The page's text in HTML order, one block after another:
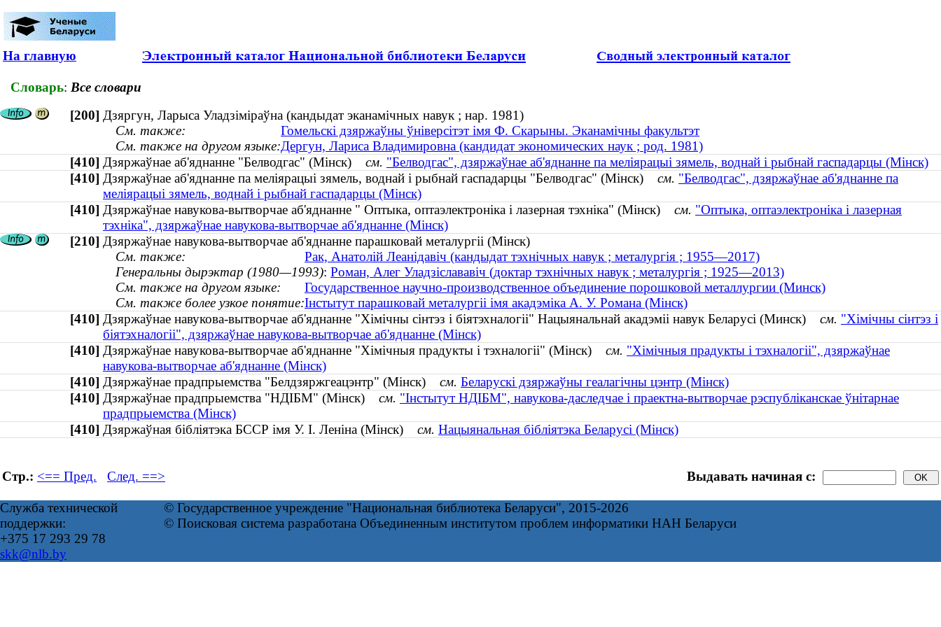
На главную
Словарь: Все словари
[200] Дзяргун, Ларыса Уладзіміраўна (кандыдат эканамічных навук ; нар. 1981)
См. также:
Гомельскі дзяржаўны ўніверсітэт імя Ф. Скарыны. Эканамічны факультэт
См. также на другом языке:Дергун, Лариса Владимировна (кандидат экономических наук ; род. 1981)
[410] Дзяржаўнае аб'яднанне "Белводгас" (Мінск) см. "Белводгас", дзяржаўнае аб'яднанне па меліярацыі зямель, воднай і рыбнай гаспадарцы (Мінск)
[410] Дзяржаўнае аб'яднанне па меліярацыі зямель, воднай і рыбнай гаспадарцы "Белводгас" (Мінск) см. "Белводгас", дзяржаўнае аб'яднанне па
меліярацыі зямель, воднай і рыбнай гаспадарцы (Мінск)
[410] Дзяржаўнае навукова-вытворчае аб'яднанне " Оптыка, оптаэлектроніка і лазерная тэхніка" (Мінск) см. "Оптыка, оптаэлектроніка і лазерная
тэхніка", дзяржаўнае навукова-вытворчае аб'яднанне (Мінск)
[210] Дзяржаўнае навукова-вытворчае аб'яднанне парашковай металургіі (Мінск)
См. также:
Рак, Анатолій Леанідавіч (кандыдат тэхнічных навук ; металургія ; 1955—2017)
Генеральны дырэктар (1980—1993): Роман, Алег Уладзіслававіч (доктар тэхнічных навук ; металургія ; 1925—2013)
См. также на другом языке:
Государственное научно-производственное объединение порошковой металлургии (Минск)
См. также более узкое понятие:Інстытут парашковай металургіі імя акадэміка А. У. Романа (Мінск)
[410] Дзяржаўнае навукова-вытворчае аб'яднанне "Хімічны сінтэз і біятэхналогіі" Нацыянальнай акадэміі навук Беларусі (Минск) см. "Хімічны сінтэз і
біятэхналогіі", дзяржаўнае навукова-вытворчае аб'яднанне (Мінск)
[410] Дзяржаўнае навукова-вытворчае аб'яднанне "Хімічныя прадукты і тэхналогіі" (Мінск) см. "Хімічныя прадукты і тэхналогіі", дзяржаўнае
навукова-вытворчае аб'яднанне (Мінск)
[410] Дзяржаўнае прадпрыемства "Белдзяржгеацэнтр" (Мінск) см. Беларускі дзяржаўны геалагічны цэнтр (Мінск)
[410] Дзяржаўнае прадпрыемства "НДІБМ" (Мінск) см. "Інстытут НДІБМ", навукова-даследчае і праектна-вытворчае рэспубліканскае ўнітарнае
прадпрыемства (Мінск)
[410] Дзяржаўная бібліятэка БССР імя У. І. Леніна (Мінск) см. Нацыянальная бібліятэка Беларусі (Мінск)
Стр.: <== Пред. След. ==> Выдавать начиная с:
Служба технической
поддержки:
+375 17 293 29 78
skk@nlb.by
© Государственное учреждение "Национальная библиотека Беларуси", 2015-2026
© Поисковая система разработана Объединенным институтом проблем информатики НАН Беларуси